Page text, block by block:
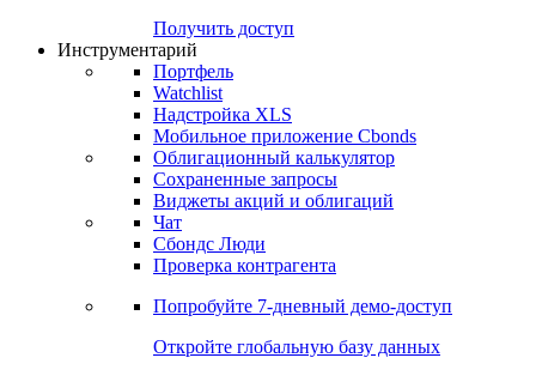
Попробуйте7-дневный
Откройте глобальную базу данных
Получить доступ
Инструментарий
Портфель
Watchlist
Надстройка XLS
Мобильное приложение Cbonds
Облигационный калькулятор
Сохраненные запросы
Чат
Проверка контрагента